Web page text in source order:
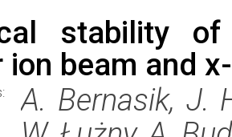
stability
ion beam and
A. Bernasik, J.